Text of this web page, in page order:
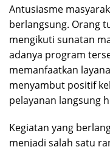
Antusiasme
berlangsung. Orang
mengikuti sunatan
adanya program
memanfaatkan
menyambut positif
pelayanan langsung
Kegiatan yang
menjadi salah satu